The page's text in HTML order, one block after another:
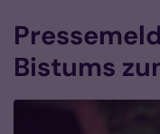
Bistums